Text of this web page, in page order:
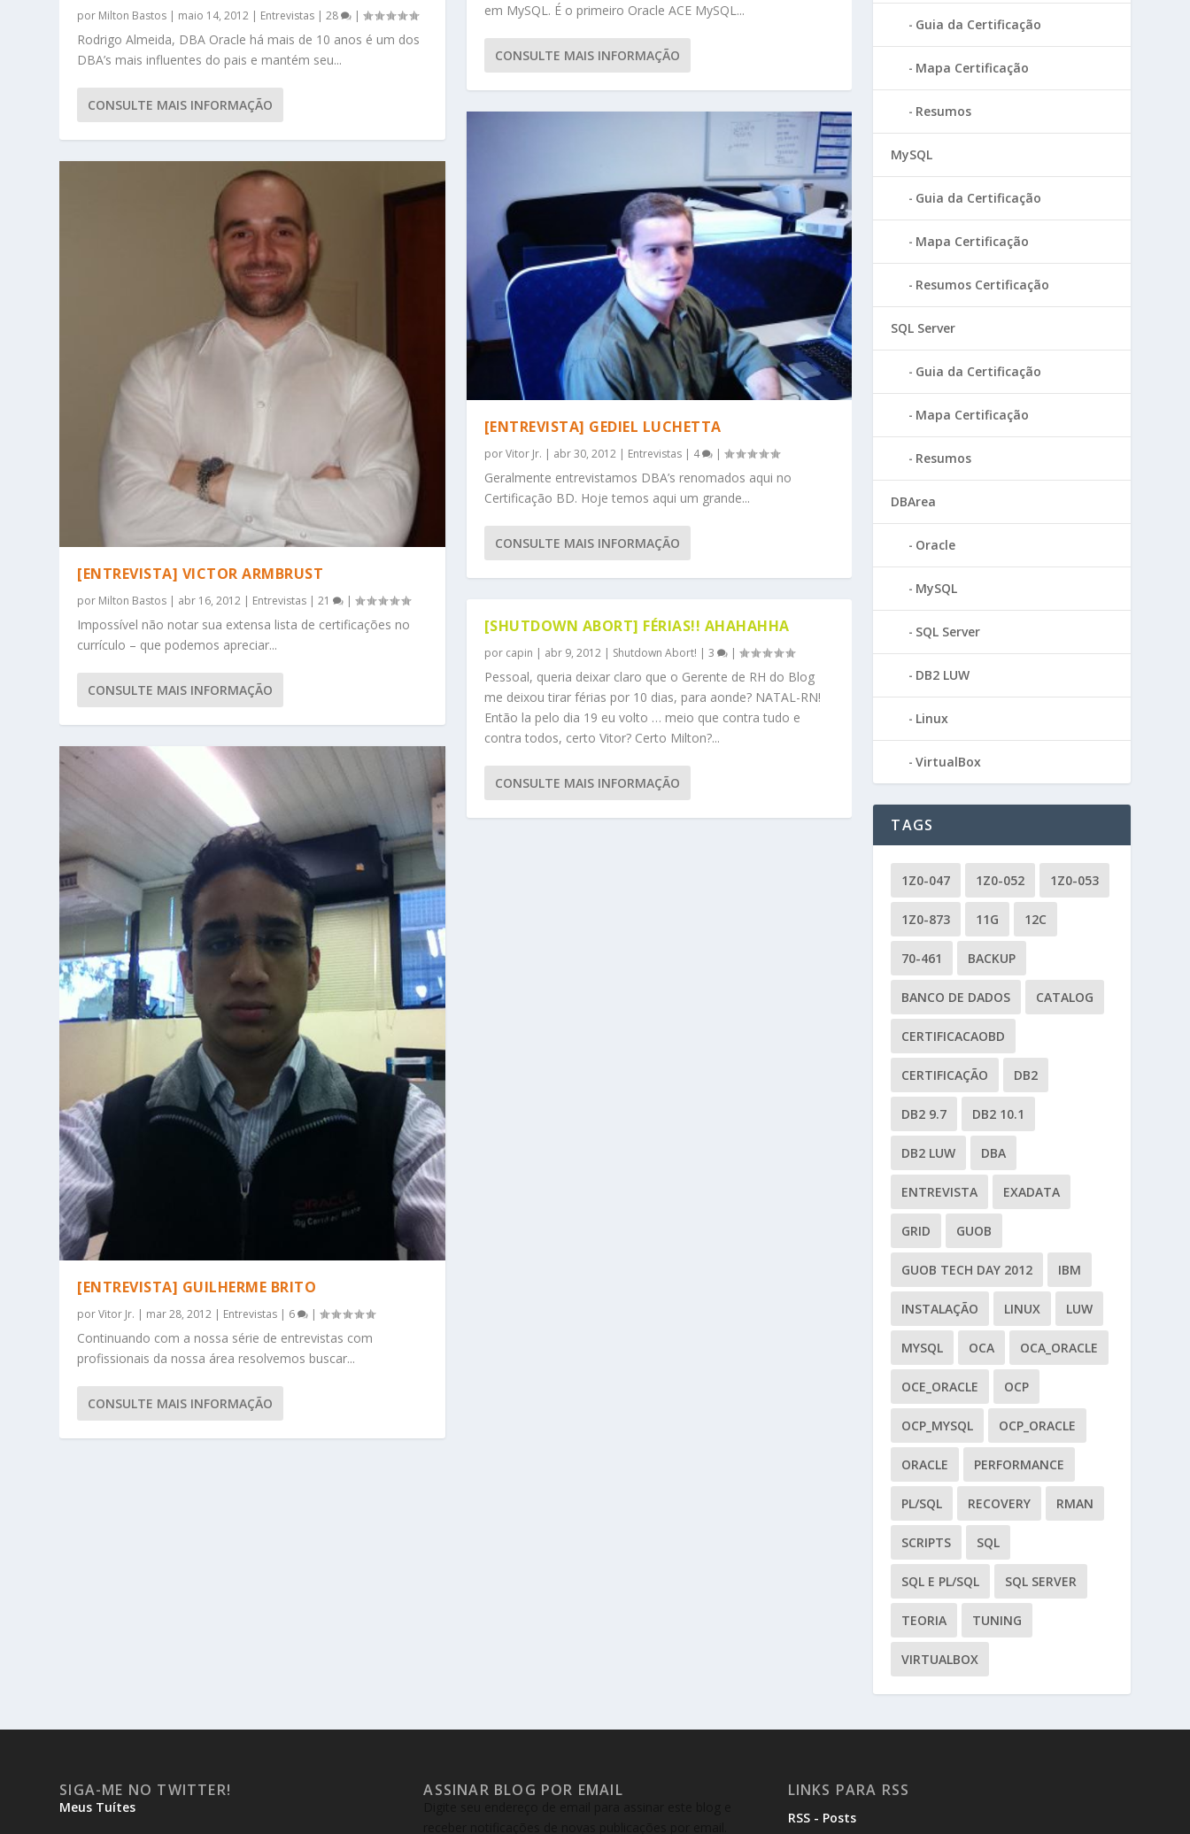
por Milton Bastos maio 14, 2012 Entrevistas |28 |
Rodrigo Almeida, DBA Oracle há mais de 10 anos é um dos
DBA’s mais influentes do pais e mantém seu...
CONSULTE MAIS INFORMAÇÃO
[ENTREVISTA] VICTOR ARMBRUST
por Milton Bastos | abr 16, 2012 | Entrevistas |21 |
Impossível não notar sua extensa lista de certificações no
currículo – que podemos apreciar...
CONSULTE MAIS INFORMAÇÃO
[ENTREVISTA] GUILHERME BRITO
porVitor Jr. | mar 28, 2012 | Entrevistas | 6 |
Continuando com a nossa série de entrevistas com
profissionais da nossa área resolvemos buscar...
CONSULTE MAIS INFORMAÇÃO
em MySQL. É o primeiro Oracle ACE MySQL...
CONSULTE MAIS INFORMAÇÃO
[ENTREVISTA] GEDIEL LUCHETTA
porVitor Jr. | abr 30, 2012| Entrevistas| 4 |
Geralmente entrevistamos DBA’s renomados aqui no
Certificação BD. Hoje temos aqui um grande...
CONSULTE MAIS INFORMAÇÃO
[SHUTDOWN ABORT] FÉRIAS!! AHAHAHHA
por capin | abr 9, 2012| Shutdown Abort! | 3 |
Pessoal, queria deixar claro que o Gerente de RH do Blog
me deixou tirar férias por 10 dias, para aonde? NATAL-RN!
Então la pelo dia 19 eu volto … meio que contra tudo e
contra todos, certo Vitor? Certo Milton?...
CONSULTE MAIS INFORMAÇÃO
Guia da Certificação
Mapa Certificação
Resumos
MySQL
Guia da Certificação
Mapa Certificação
Resumos Certificação
SQL Server
Guia da Certificação
Mapa Certificação
Resumos
DBArea
Oracle
MySQL
SQL Server
DB2 LUW
Linux
VirtualBox
TAGS
1Z0-047 1Z0-052 1Z0-053
1Z0-873 11G 12C
70-461 BACKUP
BANCO DE DADOS CATALOG
CERTIFICACAOBD
CERTIFICAÇÃO DB2
DB2 9.7 DB2 10.1
DB2 LUW DBA
ENTREVISTA EXADATA
GRID GUOB
GUOB TECH DAY 2012 IBM
INSTALAÇÃO LINUX LUW
MYSQL OCA OCA_ORACLE
OCE_ORACLE OCP
OCP_MYSQL OCP_ORACLE
ORACLE PERFORMANCE
PL/SQL RECOVERY RMAN
SCRIPTS SQL
SQL E PL/SQL SQL SERVER
TEORIA TUNING
VIRTUALBOX
SIGA-ME NO TWITTER!
Meus Tuítes
ASSINAR BLOG POR EMAIL LINKS PARA RSS
RSS - Posts